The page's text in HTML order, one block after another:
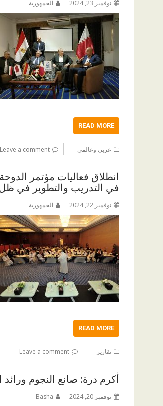
نوفمبر 23, 2024 الجمهورية
READ MORE
عربي وعالمي Leave a comment
انطلاق فعاليات مؤتمر
في التدريب والتطوير في ظل الرؤية
نوفمبر 22, 2024 الجمهورية
READ MORE
تقارير Leave a comment
أكرم درة: صانع النجوم ورائد
نوفمبر 20, 2024 Basha